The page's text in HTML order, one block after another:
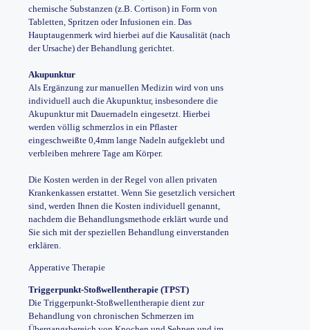
chemische Substanzen (z.B. Cortison) in Form von
Tabletten, Spritzen oder Infusionen ein. Das
Hauptaugenmerk wird hierbei auf die Kausalität (nach
der Ursache) der Behandlung gerichtet.
Akupunktur
Als Ergänzung zur manuellen Medizin wird von uns
individuell auch die Akupunktur, insbesondere die
Akupunktur mit Dauernadeln eingesetzt. Hierbei
werden völlig schmerzlos in ein Pflaster
eingeschweißte 0,4mm lange Nadeln aufgeklebt und
verbleiben mehrere Tage am Körper.
Die Kosten werden in der Regel von allen privaten
Krankenkassen erstattet. Wenn Sie gesetzlich versichert
sind, werden Ihnen die Kosten individuell genannt,
nachdem die Behandlungsmethode erklärt wurde und
Sie sich mit der speziellen Behandlung einverstanden
erklären.
Apperative Therapie
Triggerpunkt-Stoßwellentherapie (TPST)
Die Triggerpunkt-Stoßwellentherapie dient zur
Behandlung von chronischen Schmerzen im